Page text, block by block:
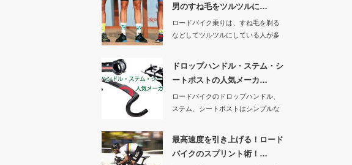
男のすね毛をツルツルに…
ロードバイク乗りは、すね毛を剃る
などしてツルツルにしている人が多
ドロップハンドル・ステム・シ
ートポストの人気メーカ…
ロードバイクのドロップハンドル、
ステム、シートポストはシンプルな
最高速度を引き上げる！ロード
バイクのスプリント術！…